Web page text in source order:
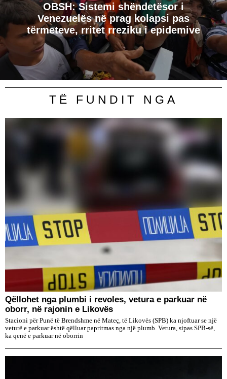
OBSH: Sistemi shëndetësor i
Venezuelës në prag kolapsi pas
tërmeteve, rritet rreziku i epidemive
TË FUNDIT NGA
Qëllohet nga plumbi i revoles, vetura e parkuar në
oborr, në rajonin e Likovës
Stacioni për Punë të Brendshme në Mateç, të Likovës (SPB) ka njoftuar se një
veturë e parkuar është qëlluar papritmas nga një plumb. Vetura, sipas SPB-së,
ka qenë e parkuar në oborrin